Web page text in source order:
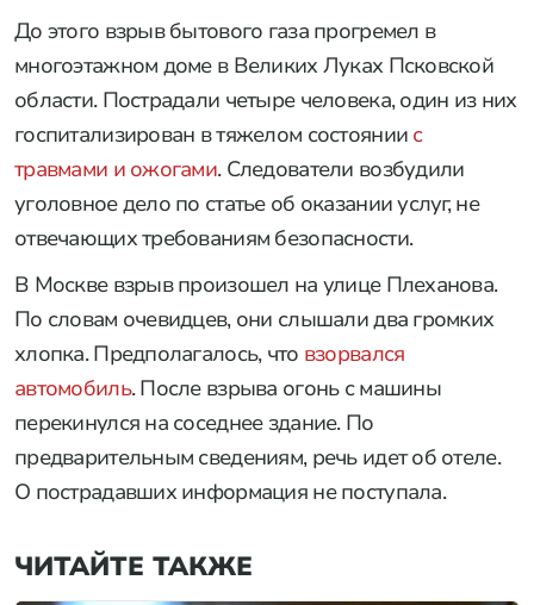
До этого взрыв бытового газа прогремел в
многоэтажном доме в Великих Луках Псковской
области. Пострадали четыре человека, один из них
госпитализирован в тяжелом состоянии с
травмами и ожогами. Следователи возбудили
уголовное дело по статье об оказании услуг, не
отвечающих требованиям безопасности.
В Москве взрыв произошел на улице Плеханова.
По словам очевидцев, они слышали два громких
хлопка. Предполагалось, что взорвался
автомобиль. После взрыва огонь с машины
перекинулся на соседнее здание. По
предварительным сведениям, речь идет об отеле.
О пострадавших информация не поступала.
ЧИТАЙТЕ ТАКЖЕ